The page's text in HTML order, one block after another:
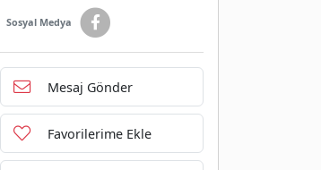
Sosyal Medya
Mesaj Gönder
Favorilerime Ekle